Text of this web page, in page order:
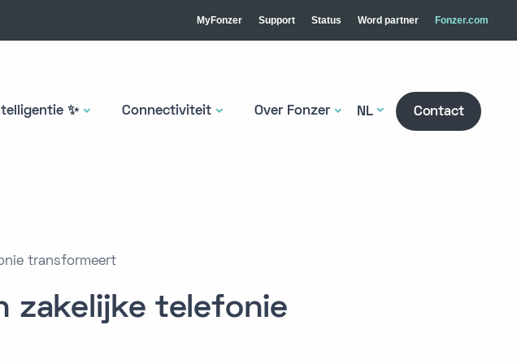
MyFonzer Support Status Word partner Fonzer.com
✨ Connectiviteit Over Fonzer NL Contact
transformeert
zakelijke telefonie